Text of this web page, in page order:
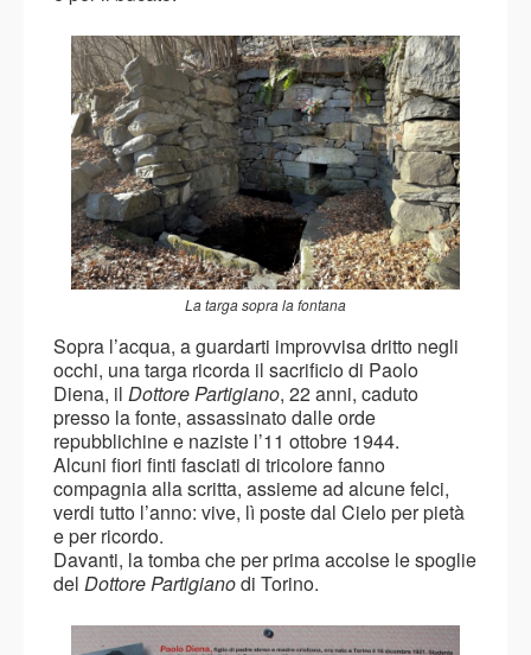
La targa sopra la fontana
Sopra l’acqua, a guardarti improvvisa dritto negli
occhi, una targa ricorda il sacrificio di Paolo
Diena, il Dottore Partigiano, 22 anni, caduto
presso la fonte, assassinato dalle orde
repubblichine e naziste l’11 ottobre 1944.
Alcuni fiori finti fasciati di tricolore fanno
compagnia alla scritta, assieme ad alcune felci,
verdi tutto l’anno: vive, lì poste dal Cielo per pietà
e per ricordo.
Davanti, la tomba che per prima accolse le spoglie
del Dottore Partigianodi Torino.